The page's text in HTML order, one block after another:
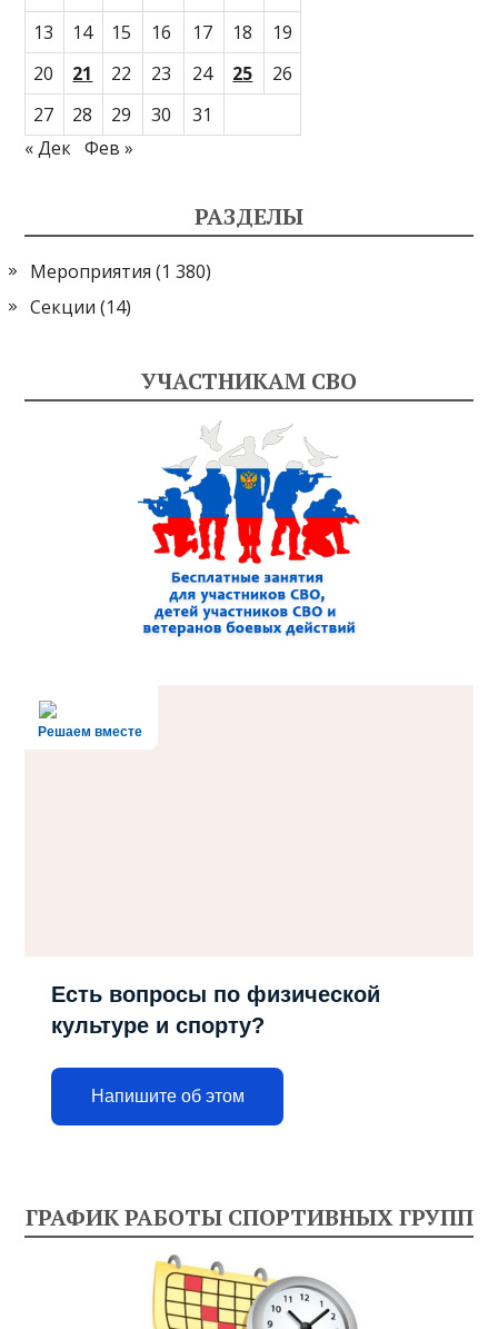
13
14 15 16 17 18
19
20
21 22 23 24 25
26
27
28 29 30
31
« Дек Фев »
РАЗДЕЛЫ
Мероприятия (1 380)
Секции (14)
УЧАСТНИКАМ СВО
Решаем вместе
Есть вопросы по физической
культуре и спорту?
Напишите об этом
ГРАФИК РАБОТЫ СПОРТИВНЫХ ГРУПП